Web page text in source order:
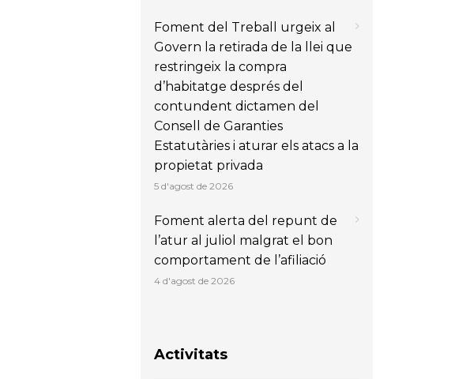
Foment del Treball urgeix al
Govern la retirada de la llei que
restringeix la compra
d’habitatge després del
contundent dictamen del
Consell de Garanties
Estatutàries i aturar els atacs a la
propietat privada
5 d'agost de 2026
Foment alerta del repunt de
l’atur al juliol malgrat el bon
comportament de l’afiliació
4 d'agost de 2026
Activitats